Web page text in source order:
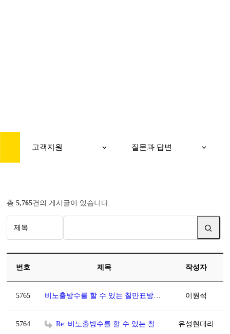
고객지원 질문과 답변
총5,765건의 게시글이 있습니다.
번호 제목 작성자
5765 비노출방수를 할 수 있는 칠만표방수제가 있나요? 이원석
5764 Re: 비노출방수를 할 수 있는 칠만표방수제가 있나요? 유성현대리